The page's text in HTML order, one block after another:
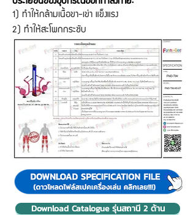
1) ทำให้กล้ามเนื้อขา-เข่า แข็งแรง
2) ทำให้สะโพกกระชับ
Download Catalogue รุ่นสถานี 2 ด้าน